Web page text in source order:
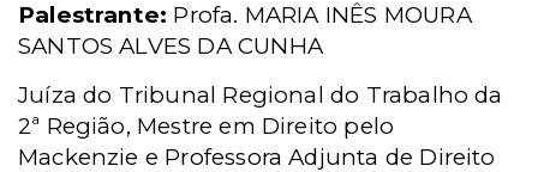
Palestrante: Profa. MARIA INÊS MOURA
SANTOS ALVES DA CUNHA
Juíza do Tribunal Regional do Trabalho da
2ª Região, Mestre em Direito pelo
Mackenzie e Professora Adjunta de Direito